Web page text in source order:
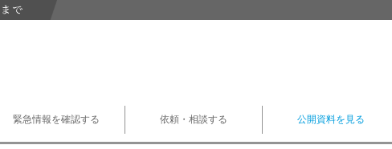
緊急情報を確認する 依頼・相談する 公開資料を見る